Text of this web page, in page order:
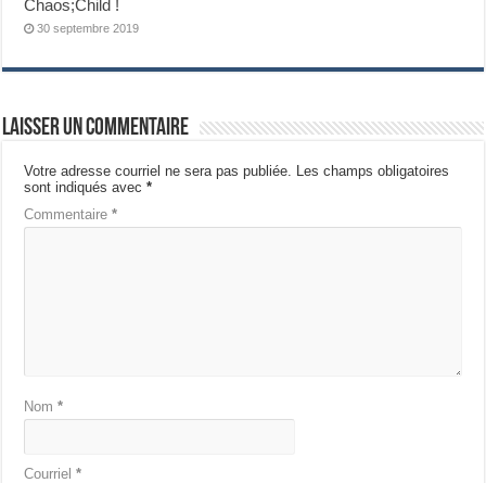
Chaos;Child !
30 septembre 2019
Laisser un commentaire
Votre adresse courriel ne sera pas publiée. Les champs obligatoires
sont indiqués avec*
Commentaire*
Nom*
Courriel*